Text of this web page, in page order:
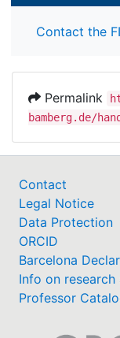
Contact the
Permalink
bamberg.de/
Contact
Legal Notice
Data Protection
ORCID
Barcelona
Info on
Professor